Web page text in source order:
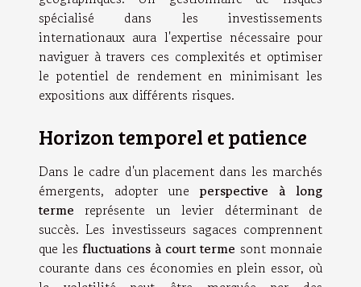
spécialisé dans les investissements
internationaux aura l'expertise nécessaire pour
naviguer à travers ces complexités et optimiser
le potentiel de rendement en minimisant les
expositions aux différents risques.
Horizon temporel et patience
Dans le cadre d'un placement dans les marchés
émergents, adopter une perspective à long
terme représente un levier déterminant de
succès. Les investisseurs sagaces comprennent
que lesfluctuations à court terme sont monnaie
courante dans ces économies en plein essor, où